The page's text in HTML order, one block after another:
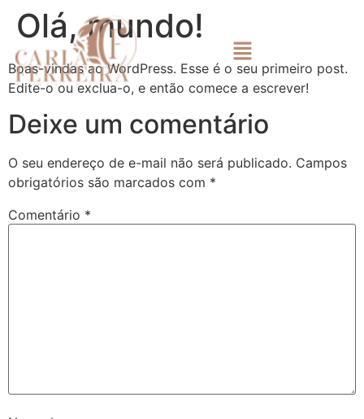
Olá, mundo!
Boas-vindas ao WordPress. Esse é o seu primeiro post.
Edite-o ou exclua-o, e então comece a escrever!
Deixe um comentário
O seu endereço de e-mail não será publicado. Campos
obrigatórios são marcados com *
Comentário *